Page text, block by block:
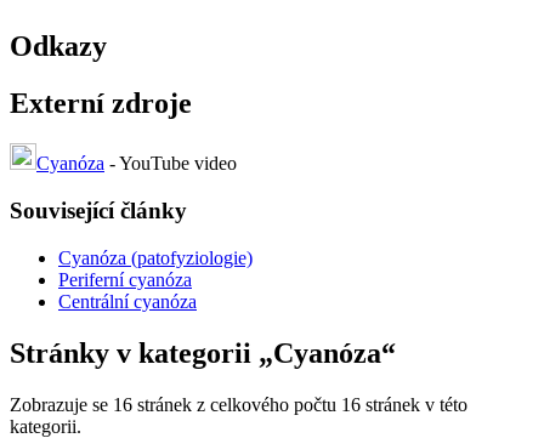
Odkazy
Externí zdroje
Cyanóza - YouTube video
Související články
Cyanóza (patofyziologie)
Periferní cyanóza
Centrální cyanóza
Stránky v kategorii „Cyanóza“
Zobrazuje se 16 stránek z celkového počtu 16 stránek v této
kategorii.